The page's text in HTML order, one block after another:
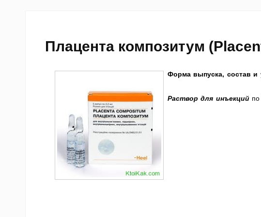
Плацента композитум
Форма выпуска, состав и
Раствор для инъекций